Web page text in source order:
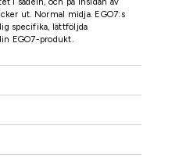
i sadeln, och på insidan av
ut. Normal midja. EGO7:s
specifika, lättföljda
EGO7-produkt.